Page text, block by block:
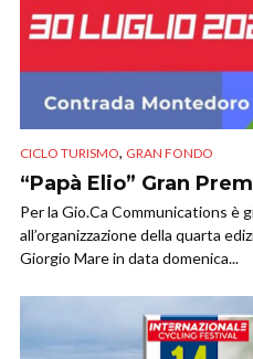
CICLO TURISMO, GRAN FONDO
“Papà Elio” Gran
Per la Gio.Ca Communications è
all’organizzazione della quarta
Giorgio Mare in data domenica...